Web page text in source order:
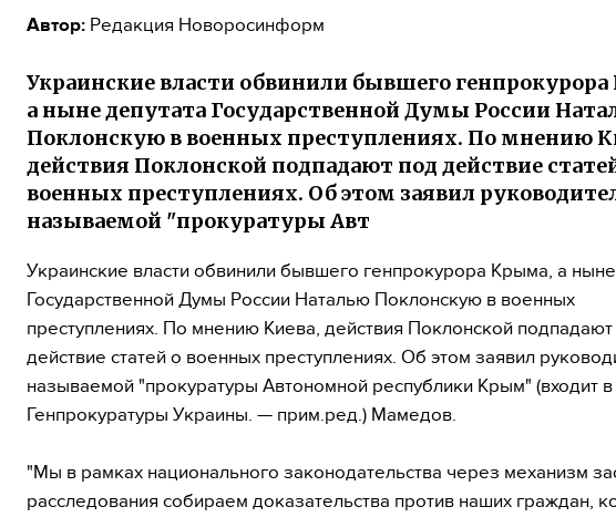
Автор: Редакция Новоросинформ
Украинские власти обвинили бывшего
а ныне депутата Государственной Думы России
Поклонскую в военных преступлениях. По мнению
действия Поклонской подпадают под действие
военных преступлениях. Об этом заявил
называемой "прокуратуры Авт
Украинские власти обвинили бывшего генпрокурора Крыма, а ныне
Государственной Думы России Наталью Поклонскую в военных
преступлениях. По мнению Киева, действия Поклонской
действие статей о военных преступлениях. Об этом заявил
называемой "прокуратуры Автономной республики Крым" (входит в
Генпрокуратуры Украины. — прим.ред.) Мамедов.
"Мы в рамках национального законодательства через механизм
расследования собираем доказательства против наших граждан,